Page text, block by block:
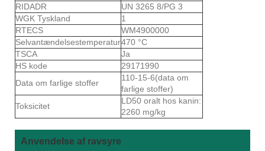
RIDADR
UN 3265 8/PG 3
WGK Tyskland
1
RTECS
WM4900000
Selvantændelsestemperatur470 °C
TSCA
Ja
HS kode
29171990
Data om farlige stoffer
110-15-6(data om
farlige stoffer)
Toksicitet
LD50 oralt hos kanin:
2260 mg/kg
Anvendelse af ravsyre